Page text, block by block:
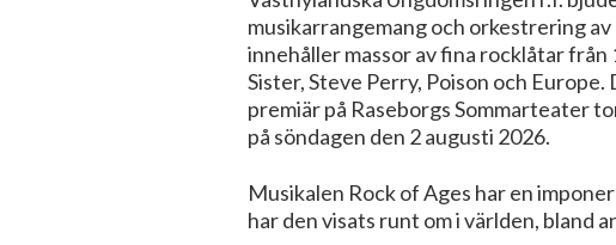
musikarrangemang och orkestrering
innehåller massor av fina rocklåtar
Sister, Steve Perry, Poison och
premiär på Raseborgs Sommarteater
på söndagen den 2 augusti 2026.
Musikalen Rock of Ages har en
har den visats runt om i världen, bland